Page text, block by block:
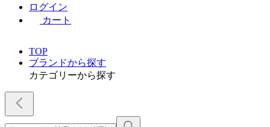
ログイン
カート
TOP
ブランドから探す
カテゴリーから探す